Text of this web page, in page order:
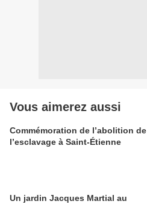
Vous aimerez aussi
Commémoration de l’abolition de
l’esclavage à Saint-Étienne
Un jardin Jacques Martial au